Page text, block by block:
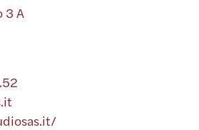
3 A